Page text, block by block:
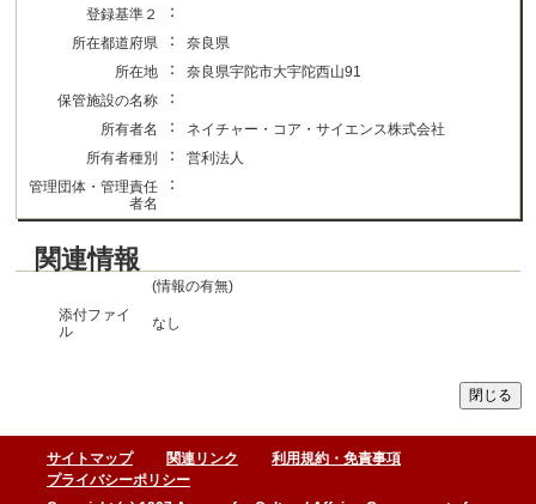
登録基準２
：
所在都道府県 ：
奈良県
所在地
：
奈良県宇陀市大宇陀西山91
保管施設の名称
：
所有者名 ：
ネイチャー・コア・サイエンス株式会社
所有者種別
：
営利法人
管理団体・管理責任
者名
：
関連情報
(情報の有無)
添付ファイ
ル
なし
サイトマップ 関連リンク
利用規約・免責事項
プライバシーポリシー